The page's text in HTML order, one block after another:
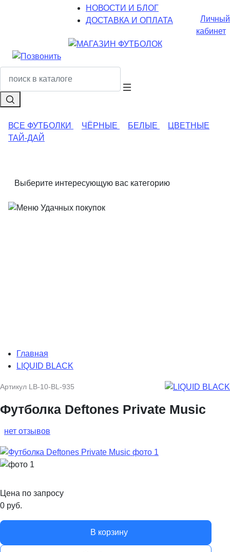
НОВОСТИ И БЛОГ
ДОСТАВКА И ОПЛАТА
Личный
кабинет
ВСЕ ФУТБОЛКИ ЧЁРНЫЕ БЕЛЫЕ
ЦВЕТНЫЕ
ТАЙ-ДАЙ
Выберите интересующую вас категорию
Главная
LIQUID BLACK
Артикул LB-10-BL-935
Футболка Deftones Private Music
нет отзывов
Цена по запросу
0 руб.
В корзину